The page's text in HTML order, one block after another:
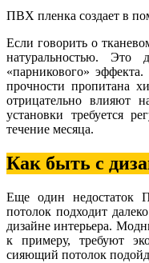
ПВХ пленка создает в
Если говорить о
натуральностью. Это
«парникового»
прочности пропитана
отрицательно влияют
установки требуется
течение месяца.
Как быть с
Еще один недостаток
потолок подходит
дизайне интерьера.
к примеру, требуют
сияющий потолок